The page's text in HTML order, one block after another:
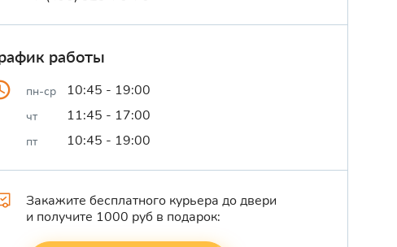
работы
пн-ср 10:45 - 19:00
чт 11:45 - 17:00
пт 10:45 - 19:00
Закажите бесплатного курьера до двери
и получите 1000 руб в подарок: